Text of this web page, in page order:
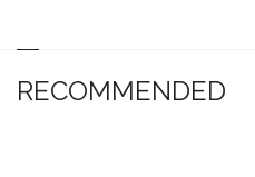
RECOMMENDED